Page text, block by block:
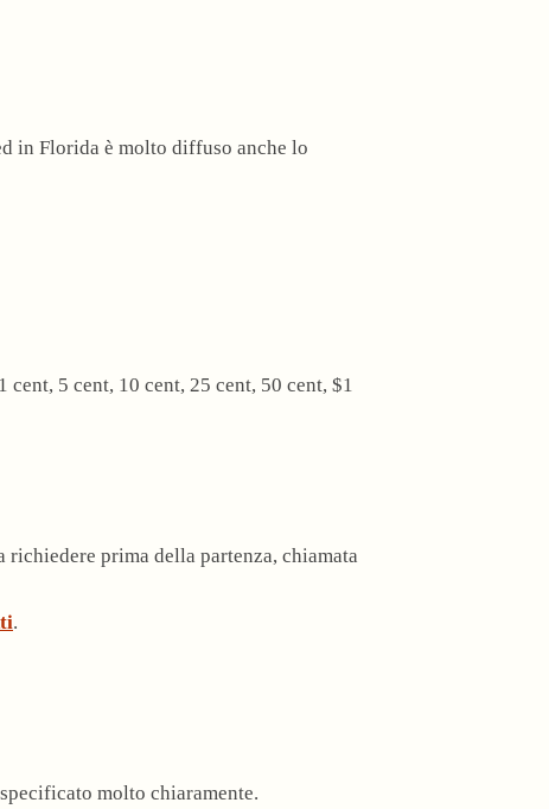
in Florida è molto diffuso anche lo
5 cent, 10 cent, 25 cent, 50 cent, $1
richiedere prima della partenza, chiamata
.
molto chiaramente.